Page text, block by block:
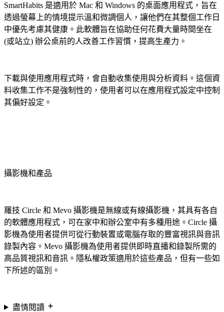
SmartHabits 是適用於 Mac 和 Windows 的桌面應用程式，旨在
透過螢幕上的情境提示溫和微調個人，讓他們在其整個工作日
中優先考慮其健康。此軟體旨在協助任何花費大量時間坐在
(或站立) 辦公桌前的人改善工作習慣，提高生產力。
下載與使用應用程式時，會自動收集使用與分析資料。這個資
料收集工作不是強制性的，使用者可以在應用程式設定中控制
其偏好設定。
攝影機和產品
羅技 Circle 和 Mevo 攝影機是無線或有線攝影機，其具有各自
的軟體應用程式，可在家中和辦公室中有多種用途。Circle 攝
影機為使用者提供可從行動裝置或電腦存取的豐富視訊與音訊
錄製內容。Mevo 攝影機為使用者提供即時直播和錄製所需的
高品質視訊和音訊。隱私權政策適用於這些產品，但有一些如
下所述的區別。
盡情閱讀